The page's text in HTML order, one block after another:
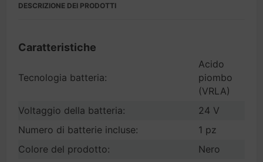
DESCRIZIONE DEI PRODOTTI
Caratteristiche
Tecnologia batteria:
Acido
piombo
(VRLA)
Voltaggio della batteria:
24 V
Numero di batterie incluse:
1 pz
Colore del prodotto:
Nero